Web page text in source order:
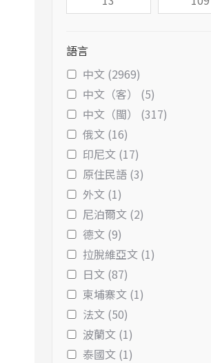
語言
中文 (2969)
中文（客） (5)
中文（閩） (317)
俄文 (16)
印尼文 (17)
原住民語 (3)
外文 (1)
尼泊爾文 (2)
德文 (9)
拉脫維亞文 (1)
日文 (87)
柬埔寨文 (1)
法文 (50)
波蘭文 (1)
泰國文 (1)